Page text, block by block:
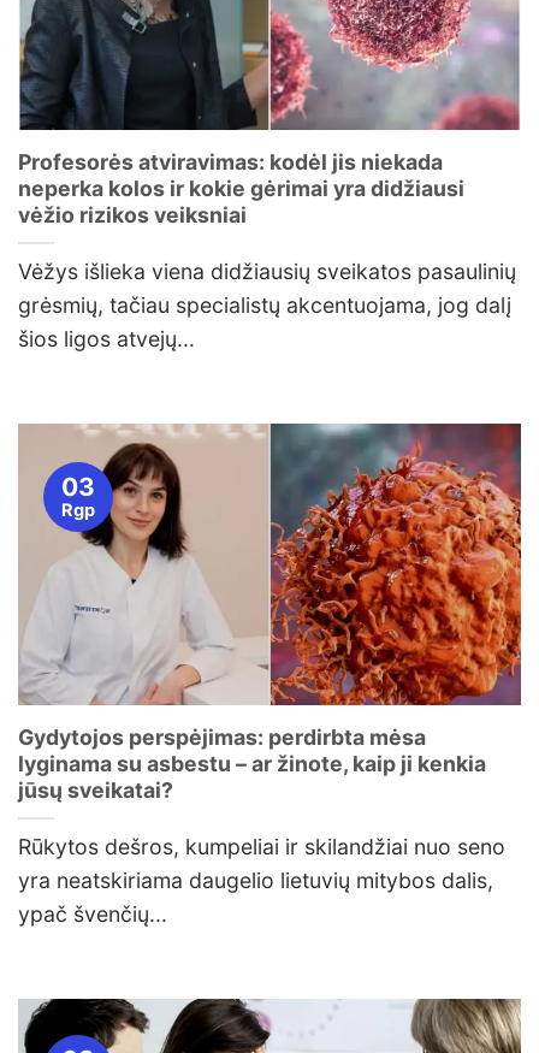
Profesorės atviravimas: kodėl jis niekada
neperka kolos ir kokie gėrimai yra didžiausi
vėžio rizikos veiksniai
Vėžys išlieka viena didžiausių sveikatos pasaulinių
grėsmių, tačiau specialistų akcentuojama, jog dalį
šios ligos atvejų...
Gydytojos perspėjimas: perdirbta mėsa
lyginama su asbestu – ar žinote, kaip ji kenkia
jūsų sveikatai?
Rūkytos dešros, kumpeliai ir skilandžiai nuo seno
yra neatskiriama daugelio lietuvių mitybos dalis,
ypač švenčių...
03
Rgp